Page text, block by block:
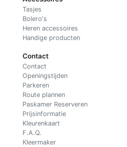
Tasjes
Bolero's
Heren accessoires
Handige producten
Contact
Contact
Openingstijden
Parkeren
Route plannen
Paskamer Reserveren
Prijsinformatie
Kleurenkaart
F.A.Q.
Kleermaker